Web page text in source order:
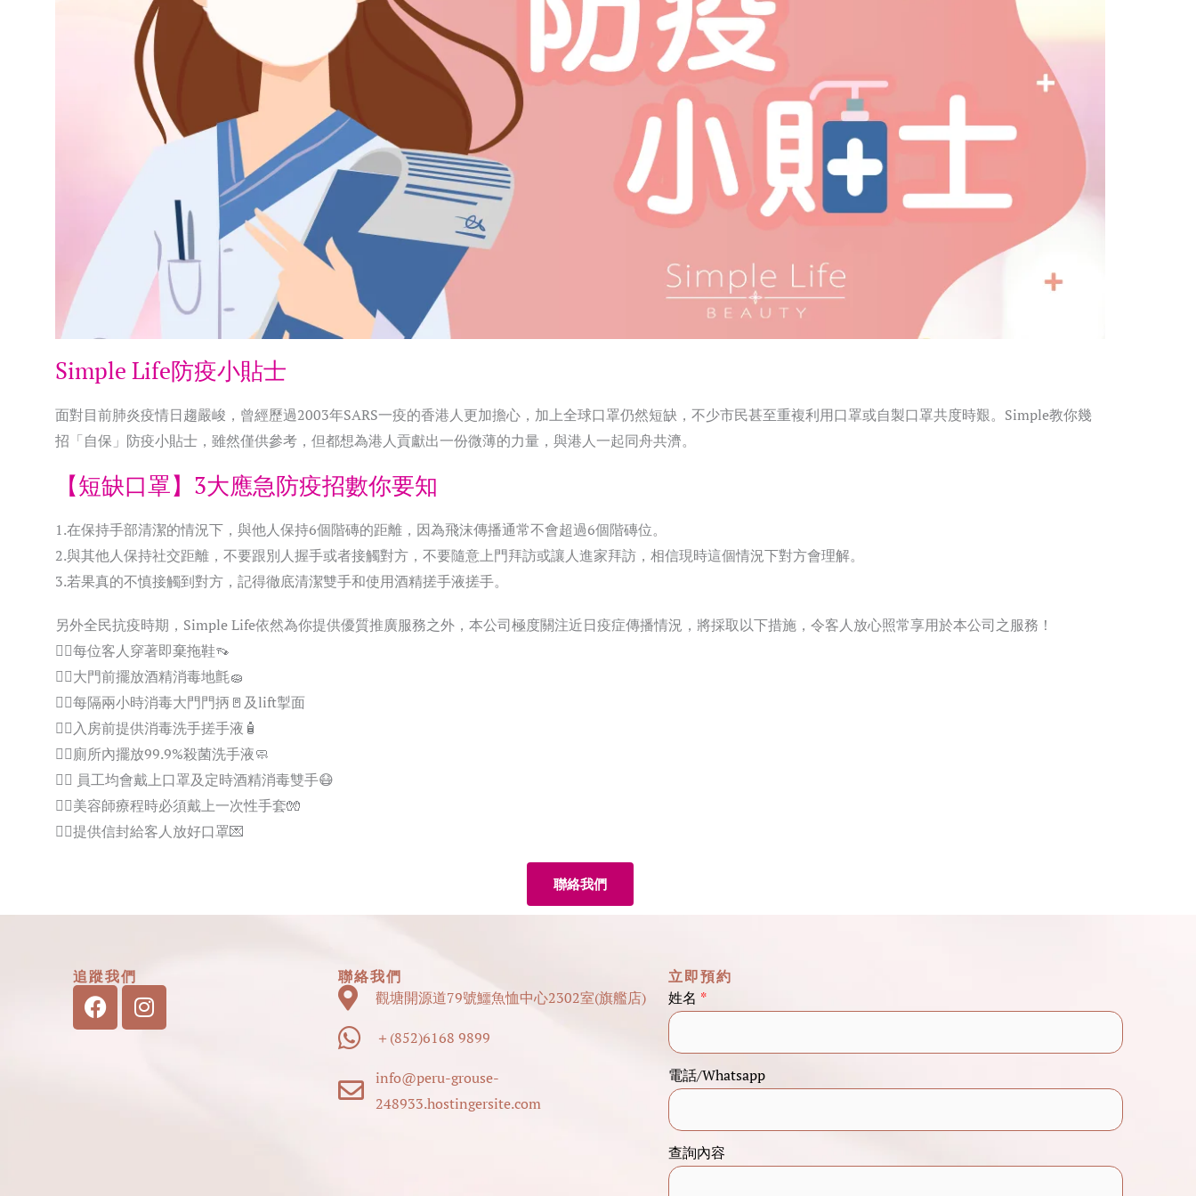
Simple Life防疫小貼士
面對目前肺炎疫情日趨嚴峻，曾經歷過2003年SARS一疫的香港人更加擔心，加上全球口罩仍然短缺，不少市民甚至重複利用口罩或自製口罩共度時艱。Simple教你幾
招「自保」防疫小貼士，雖然僅供參考，但都想為港人貢獻出一份微薄的力量，與港人一起同舟共濟。
【短缺口罩】3大應急防疫招數你要知
1.在保持手部清潔的情況下，與他人保持6個階磚的距離，因為飛沫傳播通常不會超過6個階磚位。
2.與其他人保持社交距離，不要跟別人握手或者接觸對方，不要隨意上門拜訪或讓人進家拜訪，相信現時這個情況下對方會理解。
3.若果真的不慎接觸到對方，記得徹底清潔雙手和使用酒精搓手液搓手。
另外全民抗疫時期，Simple Life依然為你提供優質推廣服務之外，本公司極度關注近日疫症傳播情況，將採取以下措施，令客人放心照常享用於本公司之服務！
👍🏻每位客人穿著即棄拖鞋👡
👍🏻大門前擺放酒精消毒地氈🧽
👍🏻每隔兩小時消毒大門門抦🚪及lift掣面
👍🏻入房前提供消毒洗手搓手液🧴
👍🏻廁所內擺放99.9%殺菌洗手液🧼
👍🏻 員工均會戴上口罩及定時酒精消毒雙手😷
👍🏻美容師療程時必須戴上一次性手套🧤
👍🏻提供信封給客人放好口罩💌
聯絡我們
追蹤我們
FacebookInstagram
聯絡我們
觀塘開源道79號鱷魚恤中心2302室(旗艦店)
＋(852)6168 9899
info@peru-grouse-
248933.hostingersite.com
立即預約
姓名 *
查
詢
內
容
查
電話/Whatsapp
查詢內容